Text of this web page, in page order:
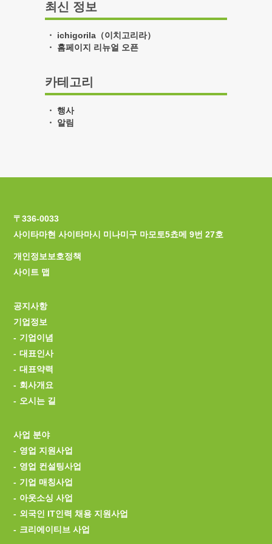
최신 정보
ichigorila（이치고리라）
홈페이지 리뉴얼 오픈
카테고리
행사
알림
〒336-0033
사이타마현 사이타마시 미나미구 마모토5쵸메 9번 27호
개인정보보호정책
사이트 맵
공지사항
기업정보
기업이념
대표인사
대표약력
회사개요
오시는 길
사업 분야
영업 지원사업
영업 컨설팅사업
기업 매칭사업
아웃소싱 사업
외국인 IT인력 채용 지원사업
크리에이티브 사업